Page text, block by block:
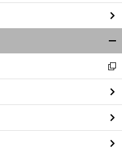
閉
る
新
し
い
ウ
ィ
ン
ド